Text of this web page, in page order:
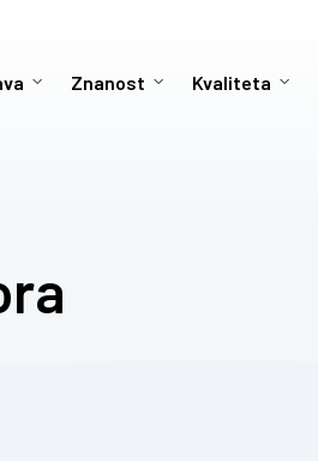
Znanost Kvaliteta